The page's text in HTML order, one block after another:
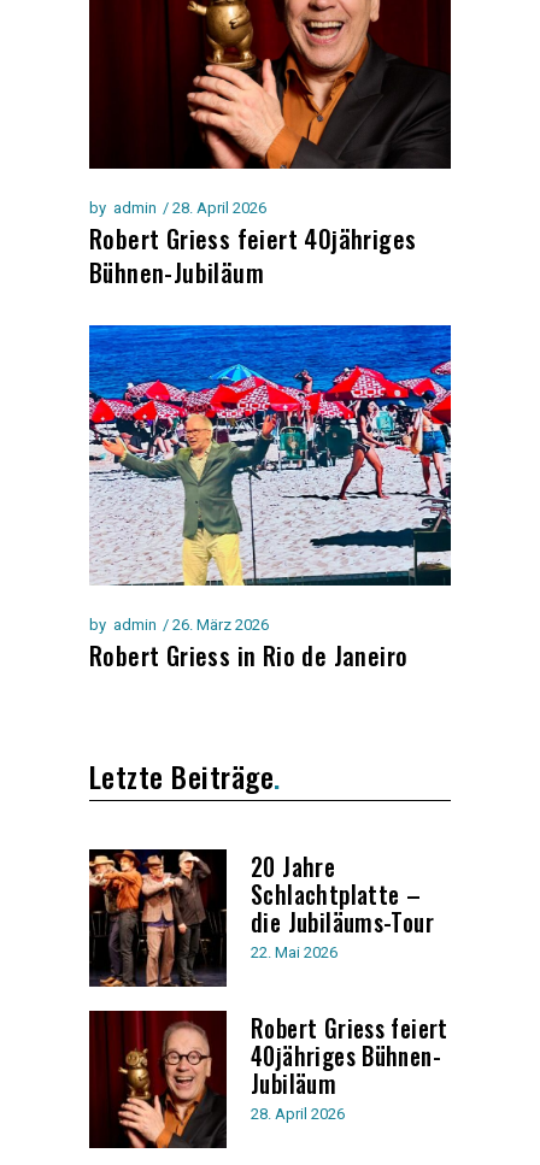
by admin 28. April 2026
Robert Griess feiert 40jähriges
Bühnen-Jubiläum
by admin 26. März 2026
Robert Griess in Rio de Janeiro
Letzte Beiträge
20 Jahre
Schlachtplatte –
die Jubiläums-Tour
22. Mai 2026
Robert Griess feiert
40jähriges Bühnen-
Jubiläum
28. April 2026